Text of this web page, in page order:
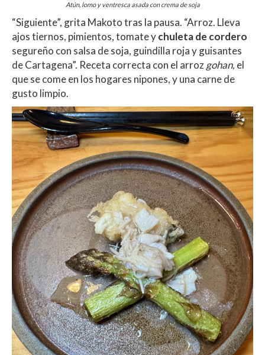
Atún, lomo y ventresca asada con crema de soja
“Siguiente”, grita Makoto tras la pausa. “Arroz. Lleva
ajos tiernos, pimientos, tomate ychuleta de cordero
segureño con salsa de soja, guindilla roja y guisantes
de Cartagena”. Receta correcta con el arrozgohan, el
que se come en los hogares nipones, y una carne de
gusto limpio.